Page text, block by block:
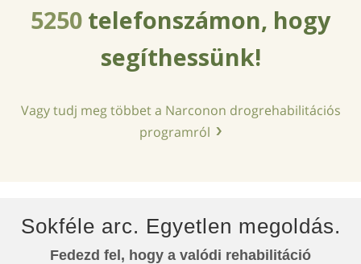
5250 telefonszámon, hogy
segíthessünk!
Vagy tudj meg többet a Narconon drogrehabilitációs
programról
Sokféle arc. Egyetlen megoldás.
Fedezd fel, hogy a valódi rehabilitáció